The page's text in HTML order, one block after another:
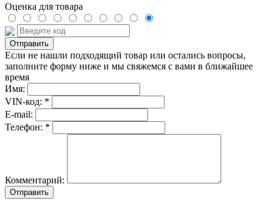
Оценка для товара
Если не нашли подходящий товар или остались вопросы,
заполните форму ниже и мы свяжемся с вами в ближайшее
время
Имя:
VIN-код: *
E-mail:
Телефон: *
Комментарий:
Отправить